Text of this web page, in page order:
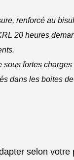
renforcé au
20 heures
fortes
dans les boites
selon votre